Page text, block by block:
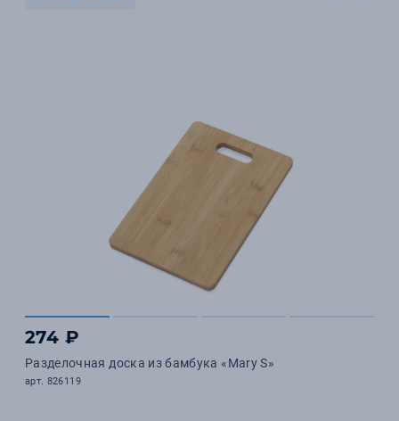
274 ₽
Разделочная доска из бамбука «Mary S»
арт. 826119